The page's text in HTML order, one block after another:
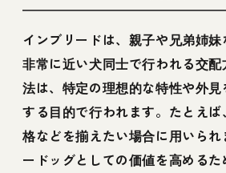
インブリードは、親子や兄弟姉
非常に近い犬同士で行われる交
法は、特定の理想的な特性や外
する目的で行われます。たとえ
格などを揃えたい場合に用いられ
ードッグとしての価値を高める